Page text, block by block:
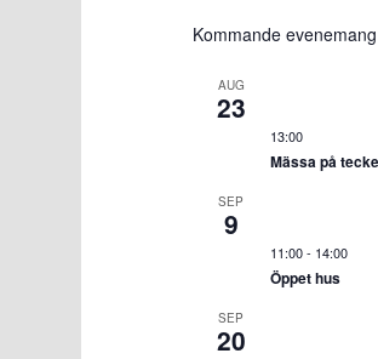
Kommande evenemang
AUG
23
13:00
Mässa på
SEP
9
11:00- 14:00
Öppet hus
SEP
20